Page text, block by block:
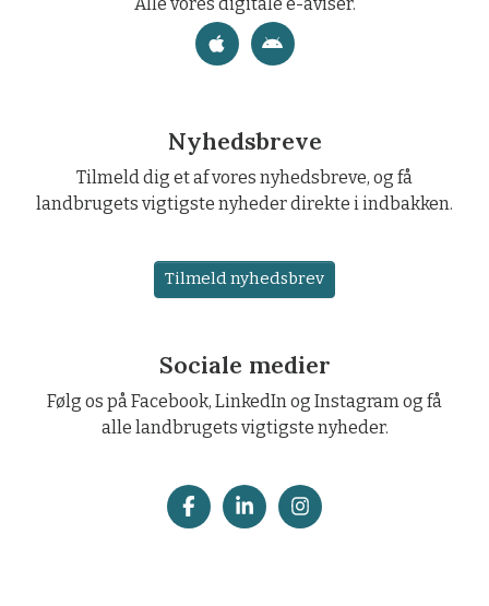
Nyhedsbreve
Tilmeld dig et af vores nyhedsbreve, og få
landbrugets vigtigste nyheder direkte i indbakken.
Tilmeld nyhedsbrev
Sociale medier
Følg os på Facebook, LinkedIn og Instagram og få
alle landbrugets vigtigste nyheder.